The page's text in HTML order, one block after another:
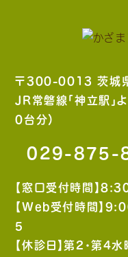
〒300-0013 茨城
JR常磐線「神立駅」
0台分）
029-875-
【窓口受付時間】
【Web受付時間
5
【休診日】第2・第4